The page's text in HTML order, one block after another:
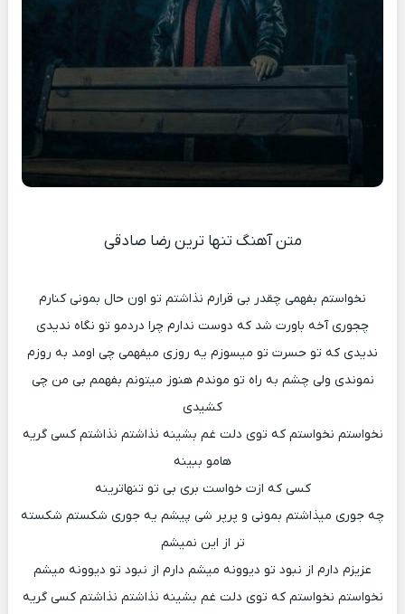
متن آهنگ تنها ترین رضا صادقی
نخواستم بفهمی چقدر بی قرارم نذاشتم تو اون حال بمونی کنارم
چجوری آخه باورت شد که دوست ندارم چرا دردمو تو نگاه ندیدی
ندیدی که تو حسرت تو میسوزم یه روزی میفهمی چی اومد به روزم
نموندی ولی چشم به راه تو موندم هنوز میتونم بفهمم بی من چی
کشیدی
نخواستم نخواستم که توی دلت غم بشینه نذاشتم نذاشتم کسی گریه
هامو ببینه
کسی که ازت خواست بری بی تو تنهاترینه
چه جوری میذاشتم بمونی و پرپر شی پیشم یه جوری شکستم شکسته
تر از این نمیشم
عزیزم دارم از نبود تو دیوونه میشم دارم از نبود تو دیوونه میشم
نخواستم نخواستم که توی دلت غم بشینه نذاشتم نذاشتم کسی گریه